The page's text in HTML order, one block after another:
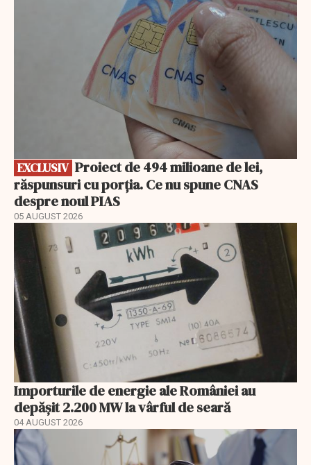
EXCLUSIV
răspunsuri cu porția. Ce nu spune CNAS
despre noul PIAS
05 AUGUST 2026
Importurile de energie ale României au
depășit 2.200 MW la vârful de seară
04 AUGUST 2026